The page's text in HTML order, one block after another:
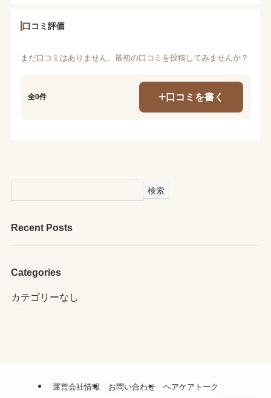
口コミ評価
まだ口コミはありません。最初の口コミを投稿してみませんか？
全0件 口コミを書く
検索
Recent Posts
Categories
カテゴリーなし
運営会社情報 お問い合わせ ヘアケアトーク